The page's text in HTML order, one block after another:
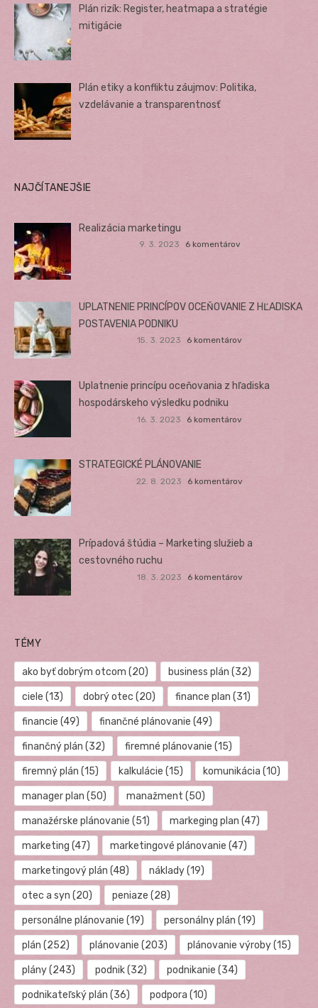
Plán rizík: Register, heatmapa a stratégie
mitigácie
Plán etiky a konfliktu záujmov: Politika,
vzdelávanie a transparentnosť
NAJČÍTANEJŠIE
Realizácia marketingu
9. 3. 2023 6 komentárov
UPLATNENIE PRINCÍPOV OCEŇOVANIE Z HĽADISKA
POSTAVENIA PODNIKU
15. 3. 2023 6 komentárov
Uplatnenie princípu oceňovania z hľadiska
hospodárskeho výsledku podniku
16. 3. 2023 6 komentárov
STRATEGICKÉ PLÁNOVANIE
22. 8. 2023 6 komentárov
Prípadová štúdia – Marketing služieb a
cestovného ruchu
18. 3. 2023 6 komentárov
TÉMY
ako byť dobrým otcom (20) business plán (32)
ciele (13) dobrý otec (20) finance plan (31)
financie (49) finančné plánovanie (49)
finančný plán (32) firemné plánovanie (15)
firemný plán (15) kalkulácie (15) komunikácia (10)
manager plan (50) manažment (50)
manažérske plánovanie (51) markeging plan (47)
marketing (47) marketingové plánovanie (47)
marketingový plán (48) náklady(19)
otec a syn (20) peniaze (28)
personálne plánovanie (19) personálny plán (19)
plán (252) plánovanie (203) plánovanie výroby(15)
plány(243) podnik(32) podnikanie (34)
podnikateľský plán (36) podpora (10)